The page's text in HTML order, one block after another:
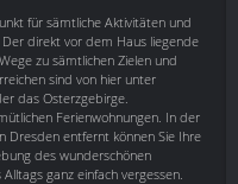
für sämtliche Aktivitäten und
Der direkt vor dem Haus liegende
zu sämtlichen Zielen und
sind von hier unter
das Osterzgebirge.
Ferienwohnungen. In der
Dresden entfernt können Sie Ihre
des wunderschönen
ganz einfach vergessen.